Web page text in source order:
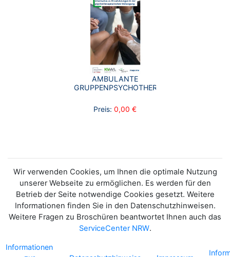
AMBULANTE
GRUPPENPSYCHOTHERAPIE
Preis: 0,00 €
Wir verwenden Cookies, um Ihnen die optimale Nutzung
unserer Webseite zu ermöglichen. Es werden für den
Betrieb der Seite notwendige Cookies gesetzt. Weitere
Informationen finden Sie in den Datenschutzhinweisen.
Weitere Fragen zu Broschüren beantwortet Ihnen auch das
ServiceCenter NRW.
Informationen